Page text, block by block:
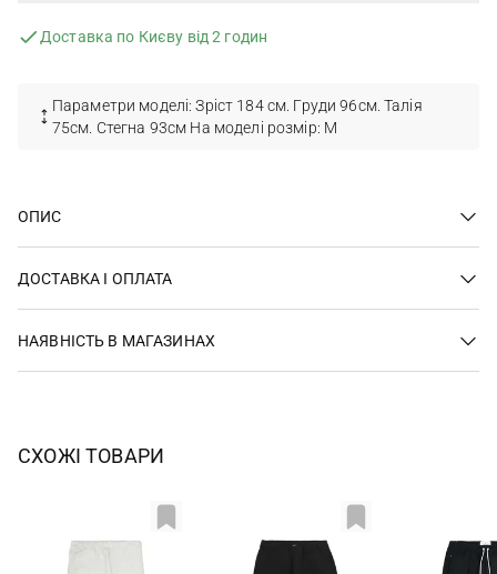
Доставка по Києву від 2 годин
Параметри моделі: Зріст 184 см. Груди 96см. Талія
75см. Стегна 93см На моделі розмір: M
ОПИС
ДОСТАВКА І ОПЛАТА
НАЯВНІСТЬ В МАГАЗИНАХ
СХОЖІ ТОВАРИ